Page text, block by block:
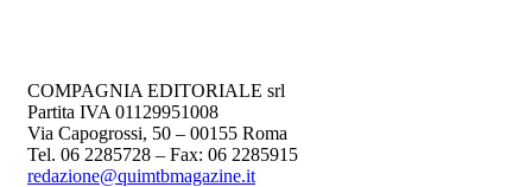
COMPAGNIA EDITORIALE srl
Partita IVA 01129951008
Via Capogrossi, 50 – 00155 Roma
Tel. 06 2285728 – Fax: 06 2285915
redazione@quimtbmagazine.it